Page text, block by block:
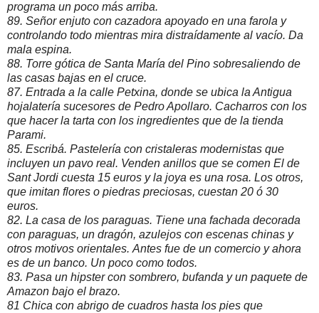
programa un poco más arriba.
89. Señor enjuto con cazadora apoyado en una farola y
controlando todo mientras mira distraídamente al vacío. Da
mala espina.
88. Torre gótica de Santa María del Pino sobresaliendo de
las casas bajas en el cruce.
87. Entrada a la calle Petxina, donde se ubica la Antigua
hojalatería sucesores de Pedro Apollaro. Cacharros con los
que hacer la tarta con los ingredientes que de la tienda
Parami.
85. Escribá. Pastelería con cristaleras modernistas que
incluyen un pavo real. Venden anillos que se comen El de
Sant Jordi cuesta 15 euros y la joya es una rosa. Los otros,
que imitan flores o piedras preciosas, cuestan 20 ó 30
euros.
82. La casa de los paraguas. Tiene una fachada decorada
con paraguas, un dragón, azulejos con escenas chinas y
otros motivos orientales. Antes fue de un comercio y ahora
es de un banco. Un poco como todos.
83. Pasa un hipster con sombrero, bufanda y un paquete de
Amazon bajo el brazo.
81 Chica con abrigo de cuadros hasta los pies que